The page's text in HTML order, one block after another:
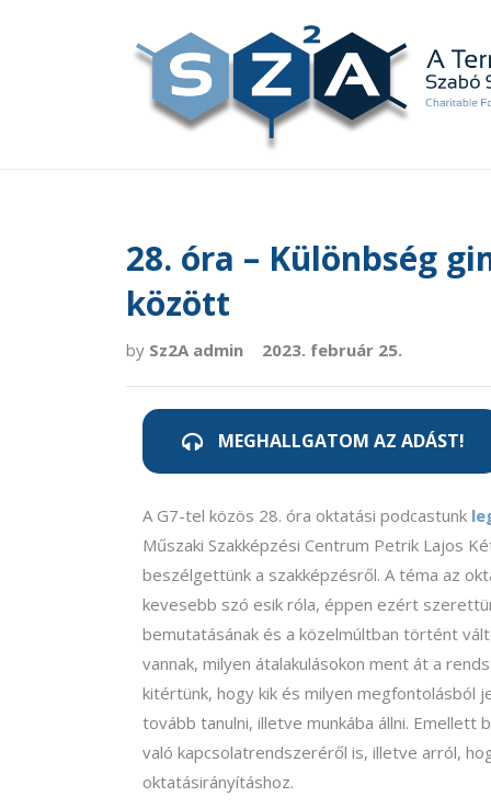
28. óra – Különbség
között
by Sz2A admin 2023. február 25.
MEGHALLGATOM AZ ADÁST!
A G7-tel közös 28. óra oktatási podcastunk
Műszaki Szakképzési Centrum Petrik Lajos
beszélgettünk a szakképzésről. A téma az
kevesebb szó esik róla, éppen ezért
bemutatásának és a közelmúltban történt
vannak, milyen átalakulásokon ment át a
kitértünk, hogy kik és milyen megfontolásból
tovább tanulni, illetve munkába állni. Emellett
való kapcsolatrendszeréről is, illetve arról,
oktatásirányításhoz.